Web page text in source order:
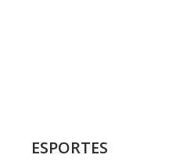
ESPORTES